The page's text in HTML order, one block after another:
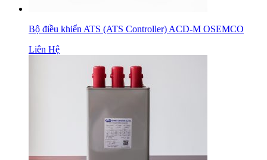
Bộ điều khiển ATS (ATS Controller) ACD-M OSEMCO
Liên Hệ